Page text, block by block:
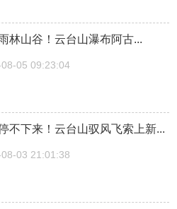
林山谷！云台山瀑布阿古...
05 09:23:04
不下来！云台山驭风飞索上新...
03 21:01:38